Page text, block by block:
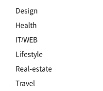
Design
Health
IT/WEB
Lifestyle
Real-estate
Travel